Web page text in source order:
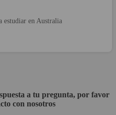
estudiar en Australia
a tu pregunta, por favor
con nosotros